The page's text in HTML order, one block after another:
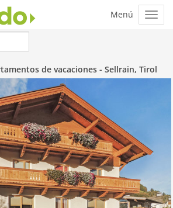
de vacaciones - Sellrain, Tirol